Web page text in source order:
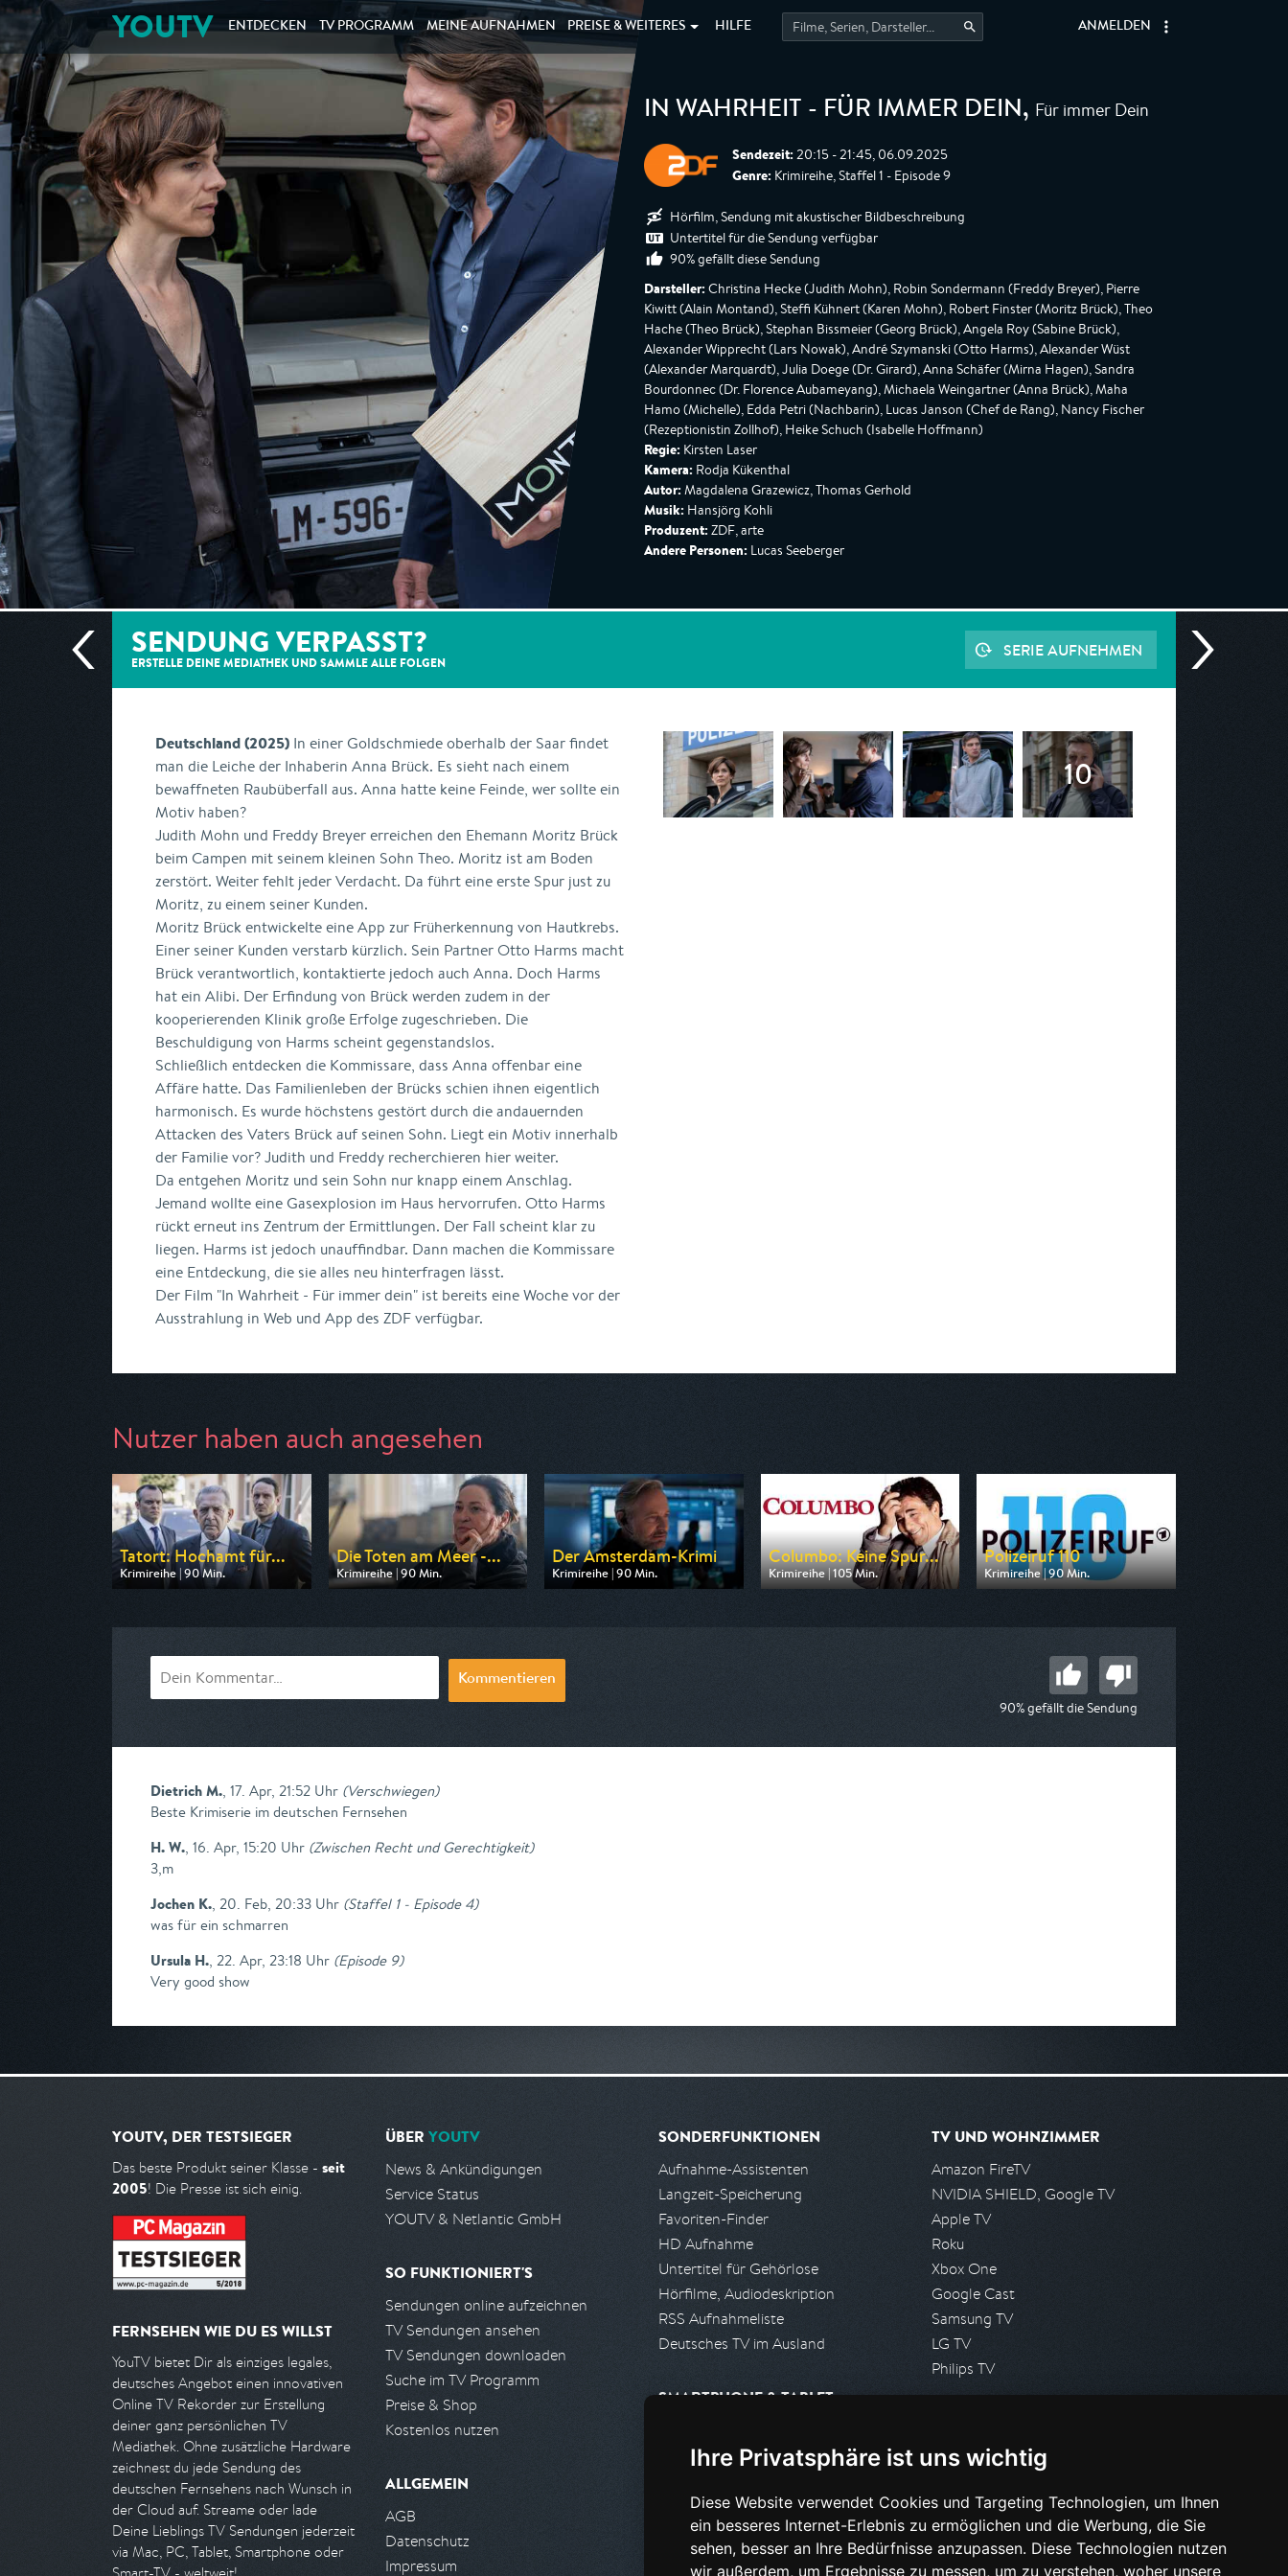
Ihre Privatsphäre ist uns wichtig
Diese Website verwendet Cookies und Targeting Technologien, um Ihnen
ein besseres Internet-Erlebnis zu ermöglichen und die Werbung, die Sie
sehen, besser an Ihre Bedürfnisse anzupassen. Diese Technologien nutzen
wir außerdem, um Ergebnisse zu messen, um zu verstehen, woher unsere
YOUTV ENTDECKEN TV PROGRAMM MEINEAUFNAHMEN PREISE & WEITERES HILFE ANMELDEN
IN WAHRHEIT - FÜR IMMER DEIN, Für immer Dein
Sendezeit: 20:15 - 21:45, 06.09.2025
Genre: Krimireihe, Staffel 1 - Episode 9
Hörfilm, Sendung mit akustischer Bildbeschreibung
Untertitel für die Sendung verfügbar
90% gefällt diese Sendung
Darsteller: Christina Hecke (Judith Mohn), Robin Sondermann (Freddy Breyer), Pierre
Kiwitt (Alain Montand), Steffi Kühnert (Karen Mohn), Robert Finster (Moritz Brück), Theo
Hache (Theo Brück), Stephan Bissmeier (Georg Brück), Angela Roy (Sabine Brück),
Alexander Wipprecht (Lars Nowak), André Szymanski (Otto Harms), Alexander Wüst
(Alexander Marquardt), Julia Doege (Dr. Girard), Anna Schäfer (Mirna Hagen), Sandra
Bourdonnec (Dr. Florence Aubameyang), Michaela Weingartner (Anna Brück), Maha
Hamo (Michelle), Edda Petri (Nachbarin), Lucas Janson (Chef de Rang), Nancy Fischer
(Rezeptionistin Zollhof), Heike Schuch (Isabelle Hoffmann)
Regie: Kirsten Laser
Kamera: Rodja Kükenthal
Autor: Magdalena Grazewicz, Thomas Gerhold
Musik: Hansjörg Kohli
Produzent: ZDF, arte
Andere Personen: Lucas Seeberger
SENDUNG VERPASST?
ERSTELLE DEINE MEDIATHEK UND SAMMLE ALLE FOLGEN
SERIE AUFNEHMEN
Deutschland (2025) In einer Goldschmiede oberhalb der Saar findet
man die Leiche der Inhaberin Anna Brück. Es sieht nach einem
bewaffneten Raubüberfall aus. Anna hatte keine Feinde, wer sollte ein
Motiv haben?
Judith Mohn und Freddy Breyer erreichen den Ehemann Moritz Brück
beim Campen mit seinem kleinen Sohn Theo. Moritz ist am Boden
zerstört. Weiter fehlt jeder Verdacht. Da führt eine erste Spur just zu
Moritz, zu einem seiner Kunden.
Moritz Brück entwickelte eine App zur Früherkennung von Hautkrebs.
Einer seiner Kunden verstarb kürzlich. Sein Partner Otto Harms macht
Brück verantwortlich, kontaktierte jedoch auch Anna. Doch Harms
hat ein Alibi. Der Erfindung von Brück werden zudem in der
kooperierenden Klinik große Erfolge zugeschrieben. Die
Beschuldigung von Harms scheint gegenstandslos.
Schließlich entdecken die Kommissare, dass Anna offenbar eine
Affäre hatte. Das Familienleben der Brücks schien ihnen eigentlich
harmonisch. Es wurde höchstens gestört durch die andauernden
Attacken des Vaters Brück auf seinen Sohn. Liegt ein Motiv innerhalb
der Familie vor? Judith und Freddy recherchieren hier weiter.
Da entgehen Moritz und sein Sohn nur knapp einem Anschlag.
Jemand wollte eine Gasexplosion im Haus hervorrufen. Otto Harms
rückt erneut ins Zentrum der Ermittlungen. Der Fall scheint klar zu
liegen. Harms ist jedoch unauffindbar. Dann machen die Kommissare
eine Entdeckung, die sie alles neu hinterfragen lässt.
Der Film "In Wahrheit - Für immer dein" ist bereits eine Woche vor der
Ausstrahlung in Web und App des ZDF verfügbar.
Nutzer haben auch angesehen
Tatort: Hochamt für...
Krimireihe | 90 Min.
Ausgestrahlt von BR
Die Toten am Meer -...
Krimireihe | 90 Min.
Ausgestrahlt von ARD
Der Amsterdam-Krimi
Krimireihe | 90 Min.
Ausgestrahlt von ARD
Columbo: Keine Spur...
Krimireihe | 105 Min.
Ausgestrahlt von RTLup
Polizeiruf 110
Krimireihe | 90 Min.
Ausgestrahlt von MDR
Kommentieren
90% gefällt die Sendung
Dietrich M., 17. Apr, 21:52 Uhr (Verschwiegen)
Beste Krimiserie im deutschen Fernsehen
H. W., 16. Apr, 15:20 Uhr (Zwischen Recht und Gerechtigkeit)
3,m
Jochen K., 20. Feb, 20:33 Uhr (Staffel 1 - Episode 4)
was für ein schmarren
Ursula H., 22. Apr, 23:18 Uhr (Episode 9)
Very good show
YOUTV, DER TESTSIEGER
Das beste Produkt seiner Klasse - seit
2005! Die Presse ist sich einig.
FERNSEHEN WIE DU ES WILLST
YouTV bietet Dir als einziges legales,
deutsches Angebot einen innovativen
Online TV Rekorder zur Erstellung
deiner ganz persönlichen TV
Mediathek. Ohne zusätzliche Hardware
zeichnest du jede Sendung des
deutschen Fernsehens nach Wunsch in
der Cloud auf. Streame oder lade
Deine Lieblings TV Sendungen jederzeit
via Mac, PC, Tablet, Smartphone oder
ÜBER YOUTV
News & Ankündigungen
Service Status
YOUTV & Netlantic GmbH
SO FUNKTIONIERT'S
Sendungen online aufzeichnen
TV Sendungen ansehen
TV Sendungen downloaden
Suche im TV Programm
Preise & Shop
Kostenlos nutzen
ALLGEMEIN
AGB
Datenschutz
Impressum
SONDERFUNKTIONEN
Aufnahme-Assistenten
Langzeit-Speicherung
Favoriten-Finder
HD Aufnahme
Untertitel für Gehörlose
Hörfilme, Audiodeskription
RSS Aufnahmeliste
Deutsches TV im Ausland
SMARTPHONE & TABLET
Android App
PARTNER
Partnerliste
Partner werden
TV UND WOHNZIMMER
Amazon FireTV
NVIDIA SHIELD, Google TV
Apple TV
Roku
Xbox One
Google Cast
Samsung TV
LG TV
Philips TV
Presseanfrage stellen
HILFE & SUPPORT
Häufig gestellte Fragen